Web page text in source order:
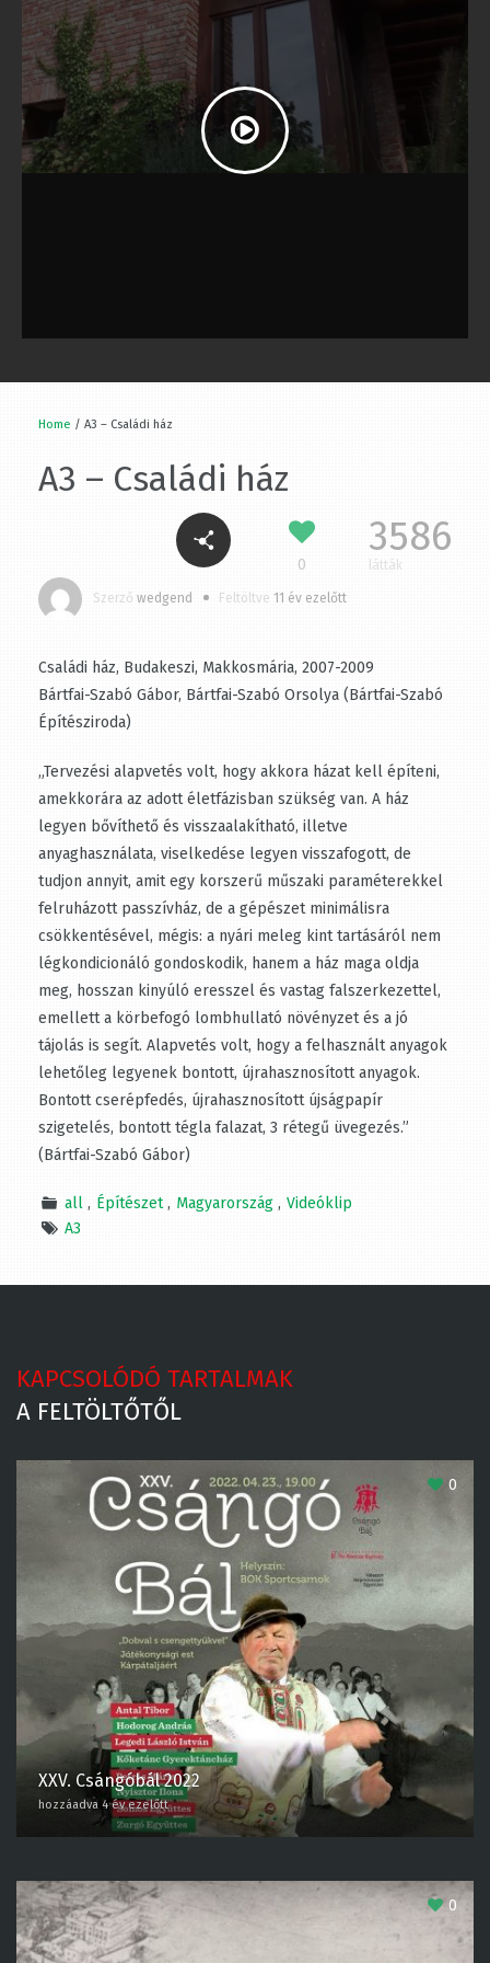
Home / A3 – Családi ház
A3 – Családi ház
3586
látták
Szerző wedgend Feltöltve 11 év ezelőtt
Családi ház, Budakeszi, Makkosmária, 2007-2009
Bártfai-Szabó Gábor, Bártfai-Szabó Orsolya (Bártfai-
Szabó Építésziroda)
„Tervezési alapvetés volt, hogy akkora házat kell
építeni, amekkorára az adott életfázisban szükség van.
A ház legyen bővíthető és visszaalakítható, illetve
anyaghasználata, viselkedése legyen visszafogott, de
tudjon annyit, amit egy korszerű műszaki
paraméterekkel felruházott passzívház, de a gépészet
minimálisra csökkentésével, mégis: a nyári meleg kint
tartásáról nem légkondicionáló gondoskodik, hanem a
ház maga oldja meg, hosszan kinyúló eresszel és vastag
falszerkezettel, emellett a körbefogó lombhullató
növényzet és a jó tájolás is segít. Alapvetés volt, hogy a
felhasznált anyagok lehetőleg legyenek bontott,
újrahasznosított anyagok. Bontott cserépfedés,
újrahasznosított újságpapír szigetelés, bontott tégla
falazat, 3 rétegű üvegezés.”
all
KAPCSOLÓDÓ TARTALMAK
XXV. Csángóbál 2022
hozzáadva 4 év ezelőtt